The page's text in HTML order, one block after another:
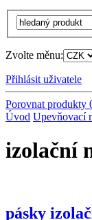
Zvolte měnu:
Přihlásit uživatele
Porovnat produkty
Úvod Upevňovací
izolační
pásky